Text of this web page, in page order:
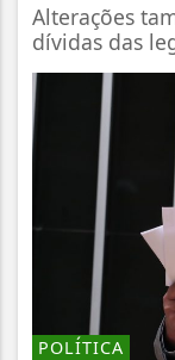
Alterações
dívidas das
POLÍTICA